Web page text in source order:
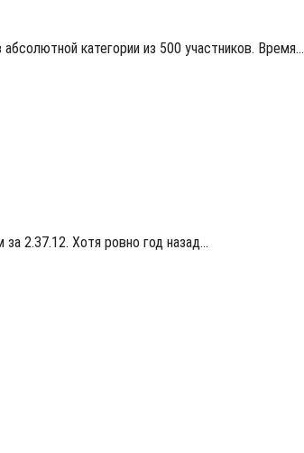
категории из 500 участников. Время…
2.37.12. Хотя ровно год назад…